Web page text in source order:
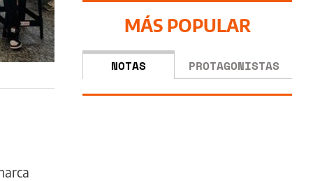
MÁS POPULAR
NOTAS PROTAGONISTAS